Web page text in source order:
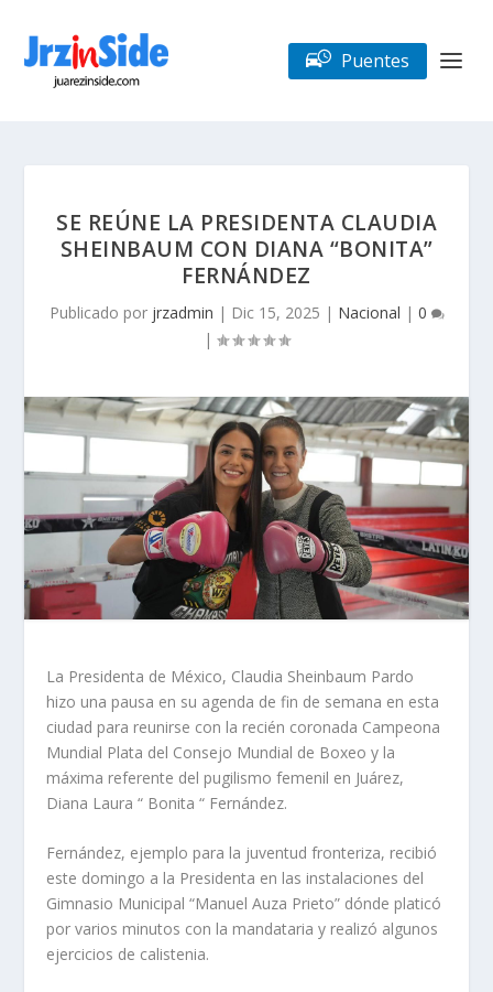
Puentes
SE REÚNE LA PRESIDENTA CLAUDIA
SHEINBAUM CON DIANA “BONITA”
FERNÁNDEZ
Publicado por jrzadmin | Dic 15, 2025 | Nacional | 0
|
La Presidenta de México, Claudia Sheinbaum Pardo
hizo una pausa en su agenda de fin de semana en esta
ciudad para reunirse con la recién coronada Campeona
Mundial Plata del Consejo Mundial de Boxeo y la
máxima referente del pugilismo femenil en Juárez,
Diana Laura “ Bonita “ Fernández.
Fernández, ejemplo para la juventud fronteriza, recibió
este domingo a la Presidenta en las instalaciones del
Gimnasio Municipal “Manuel Auza Prieto” dónde platicó
por varios minutos con la mandataria y realizó algunos
ejercicios de calistenia.